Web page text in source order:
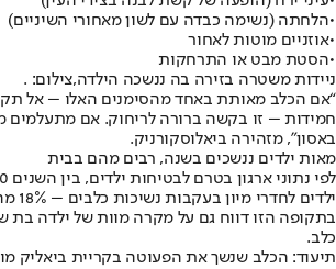
•הלחתה (נשימה כבדה עם לשון מאחורי השיניים)
•אוזניים מוטות לאחור
•הסטת מבט או התרחקות
ניידות משטרה בזירה בה ננשכה הילדה,צילום: .
“אם הכלב מאותת באחד מהסימנים האלו – אל
חמידות – זו בקשה ברורה לריחוק. אם מתעלמים
באסון”, מזהירה ביאלוסקורניק.
מאות ילדים ננשכים בשנה, רבים מהם בבית
בתקופה הזו דווח גם על מקרה מוות של ילדה בת
כלב.
תיעוד: הכלב שנשך את הפעוטה בקריית ביאליק